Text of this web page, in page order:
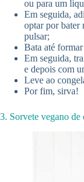
ou para um
Em seguida,
optar por bater
pulsar;
Bata até
Em seguida,
e depois com
Leve ao
Por fim, sirva!
3. Sorvete vegano de